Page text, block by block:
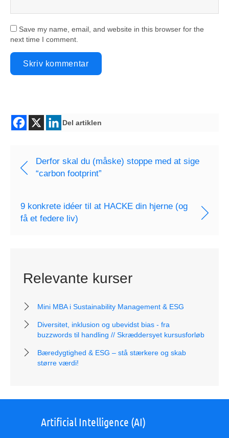
Save my name, email, and website in this browser for the
next time I comment.
Del artiklen
Derfor skal du (måske) stoppe med at sige
“carbon footprint”
9 konkrete idéer til at HACKE din hjerne (og
få et federe liv)
Relevante kurser
Mini MBA i Sustainability Management & ESG
Diversitet, inklusion og ubevidst bias - fra
buzzwords til handling // Skræddersyet kursusforløb
Bæredygtighed & ESG – stå stærkere og skab
større værdi!
Artificial Intelligence (AI)